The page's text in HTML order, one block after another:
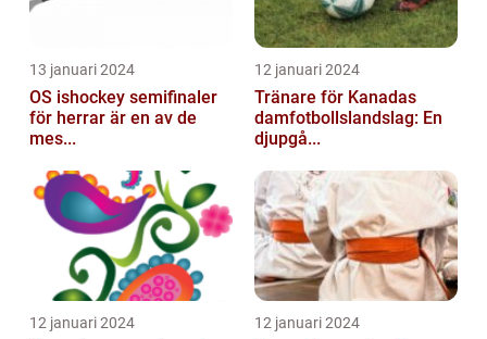
13 januari 2024
OS ishockey semifinaler
för herrar är en av de
mes...
12 januari 2024
Tränare för Kanadas
damfotbollslandslag: En
djupgå...
12 januari 2024 12 januari 2024